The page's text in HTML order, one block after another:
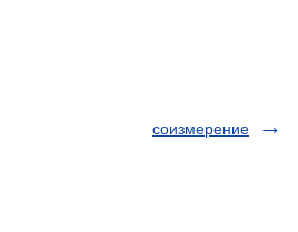
соизмерение